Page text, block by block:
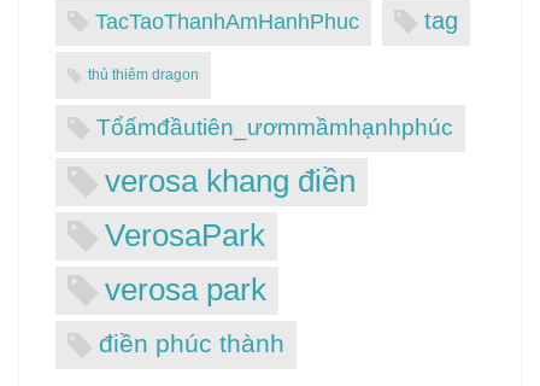
TacTaoThanhAmHanhPhuc tag
thủ thiêm dragon
Tổấmđầutiên_ươmmầmhạnhphúc
verosa khang điền
VerosaPark
verosa park
điền phúc thành